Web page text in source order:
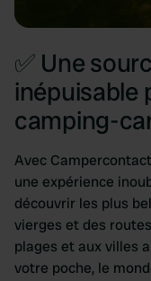
✅ Une
inépuisable
camping-
Avec
une expérience
découvrir les plus
vierges et des
plages et aux villes
votre poche, le